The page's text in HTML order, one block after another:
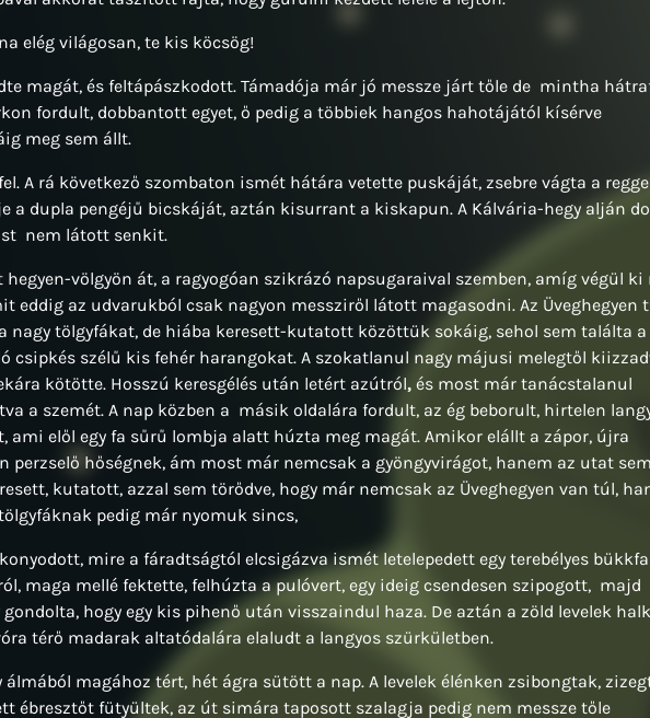
elég világosan, te kis köcsög!
magát, és feltápászkodott. Támadója már jó messze járt tőle de mintha
fordult, dobbantott egyet, ő pedig a többiek hangos hahotájától kísérve
meg sem állt.
A rá következő szombaton ismét hátára vetette puskáját, zsebre vágta a
a dupla pengéjű bicskáját, aztán kisurrant a kiskapun. A Kálvária-hegy alján
nem látott senkit.
völgyön át, a ragyogóan szikrázó napsugaraival szemben, amíg végül ki
eddig az udvarukból csak nagyon messziről látott magasodni. Az Üveghegyen
nagy tölgyfákat, de hiába keresett-kutatott közöttük sokáig, sehol sem találta a
csipkés szélű kis fehér harangokat. A szokatlanul nagy májusi melegtől
kötötte. Hosszú keresgélés után letért azútról, és most már tanácstalanul
a szemét. A nap közben a másik oldalára fordult, az ég beborult, hirtelen
ami elől egy fa sűrű lombja alatt húzta meg magát. Amikor elállt a zápor, újra
perzselő hőségnek, ám most már nemcsak a gyöngyvirágot, hanem az utat sem
kutatott, azzal sem törődve, hogy már nemcsak az Üveghegyen van túl,
pedig már nyomuk sincs,
mire a fáradtságtól elcsigázva ismét letelepedett egy terebélyes
maga mellé fektette, felhúzta a pulóvert, egy ideig csendesen szipogott, majd
gondolta, hogy egy kis pihenő után visszaindul haza. De aztán a zöld levelek halk
térő madarak altatódalára elaludt a langyos szürkületben.
magához tért, hét ágra sütött a nap. A levelek élénken zsibongtak,
ébresztőt fütyültek, az út simára taposott szalagja pedig nem messze tőle